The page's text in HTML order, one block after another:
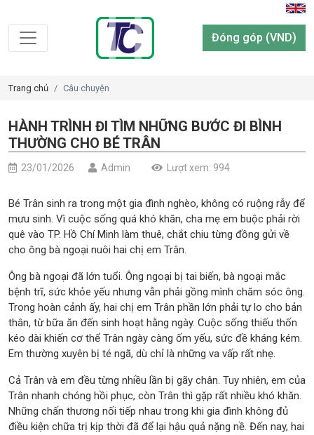
Đóng góp (VND)
Trang chủ Câu chuyện
HÀNH TRÌNH ĐI TÌM NHỮNG BƯỚC ĐI BÌNH
THƯỜNG CHO BÉ TRÂN
23/01/2026 Admin Lượt xem: 994
Bé Trân sinh ra trong một gia đình nghèo, không có ruộng rẫy để
mưu sinh. Vì cuộc sống quá khó khăn, cha mẹ em buộc phải rời
quê vào TP. Hồ Chí Minh làm thuê, chắt chiu từng đồng gửi về
cho ông bà ngoại nuôi hai chị em Trân.
Ông bà ngoại đã lớn tuổi. Ông ngoại bị tai biến, bà ngoại mắc
bệnh trĩ, sức khỏe yếu nhưng vẫn phải gồng mình chăm sóc ông.
Trong hoàn cảnh ấy, hai chị em Trân phần lớn phải tự lo cho bản
thân, từ bữa ăn đến sinh hoạt hằng ngày. Cuộc sống thiếu thốn
kéo dài khiến cơ thể Trân ngày càng ốm yếu, sức đề kháng kém.
Em thường xuyên bị té ngã, dù chỉ là những va vấp rất nhẹ.
Cả Trân và em đều từng nhiều lần bị gãy chân. Tuy nhiên, em của
Trân nhanh chóng hồi phục, còn Trân thì gặp rất nhiều khó khăn.
Những chấn thương nối tiếp nhau trong khi gia đình không đủ
điều kiện chữa trị kịp thời đã để lại hậu quả nặng nề. Đến nay, hai